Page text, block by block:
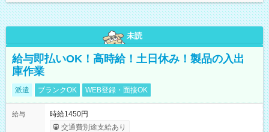
未読
給与即払いOK！高時給！土日休み！製品の入出
庫作業
派遣 ブランクOK WEB登録・面接OK
給与
時給1450円
交通費別途支給あり